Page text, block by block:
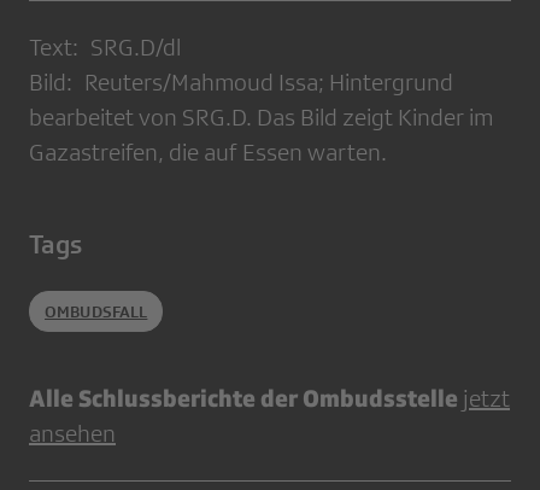
Text: SRG.D/dl
Bild: Reuters/Mahmoud Issa; Hintergrund
bearbeitet von SRG.D. Das Bild zeigt Kinder im
Gazastreifen, die auf Essen warten.
Tags
OMBUDSFALL
Alle Schlussberichte der Ombudsstelle jetzt
ansehen